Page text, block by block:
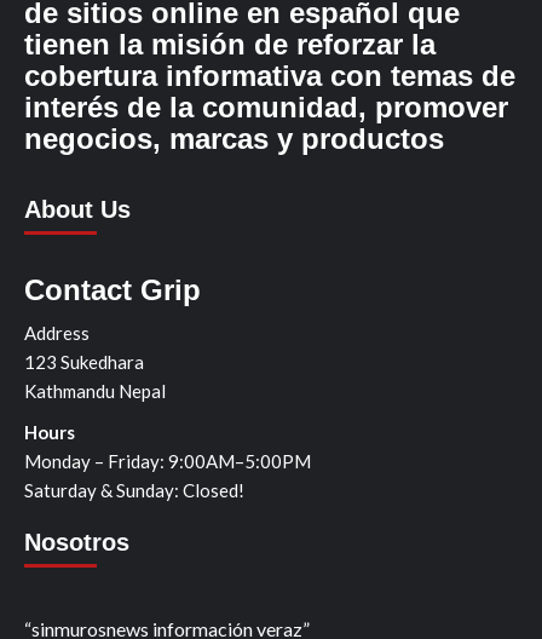
de sitios online en español que
tienen la misión de reforzar la
cobertura informativa con temas de
interés de la comunidad, promover
negocios, marcas y productos
About Us
Contact Grip
Address
123 Sukedhara
Kathmandu Nepal
Hours
Monday – Friday: 9:00AM–5:00PM
Saturday & Sunday: Closed!
Nosotros
“sinmurosnews información veraz”